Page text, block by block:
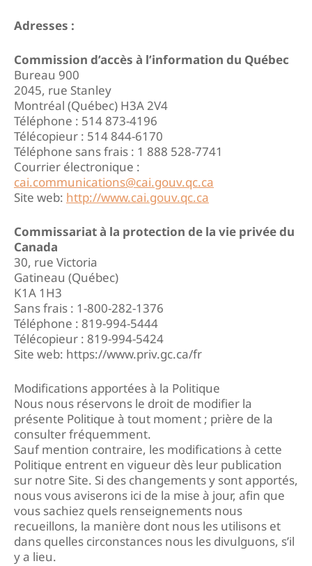
Adresses :
Commission d’accès à l’information du Québec
Bureau 900
2045, rue Stanley
Montréal (Québec) H3A 2V4
Téléphone : 514 873-4196
Télécopieur : 514 844-6170
Téléphone sans frais : 1 888 528-7741
Courrier électronique :
cai.communications@cai.gouv.qc.ca
Site web: http://www.cai.gouv.qc.ca
Commissariat à la protection de la vie privée du
Canada
30, rue Victoria
Gatineau (Québec)
K1A 1H3
Sans frais : 1-800-282-1376
Téléphone : 819-994-5444
Télécopieur : 819-994-5424
Site web: https://www.priv.gc.ca/fr
Modifications apportées à la Politique
Nous nous réservons le droit de modifier la
présente Politique à tout moment ; prière de la
consulter fréquemment.
Sauf mention contraire, les modifications à cette
Politique entrent en vigueur dès leur publication
sur notre Site. Si des changements y sont apportés,
nous vous aviserons ici de la mise à jour, afin que
vous sachiez quels renseignements nous
recueillons, la manière dont nous les utilisons et
dans quelles circonstances nous les divulguons, s’il
y a lieu.